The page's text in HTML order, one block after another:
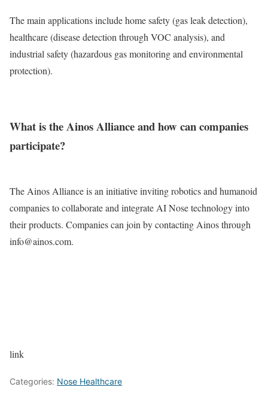
The main applications include home safety (gas leak detection),
healthcare (disease detection through VOC analysis), and
industrial safety (hazardous gas monitoring and environmental
protection).
What is the Ainos Alliance and how can companies
participate?
The Ainos Alliance is an initiative inviting robotics and humanoid
companies to collaborate and integrate AI Nose technology into
their products. Companies can join by contacting Ainos through
info@ainos.com.
link
Categories: Nose Healthcare